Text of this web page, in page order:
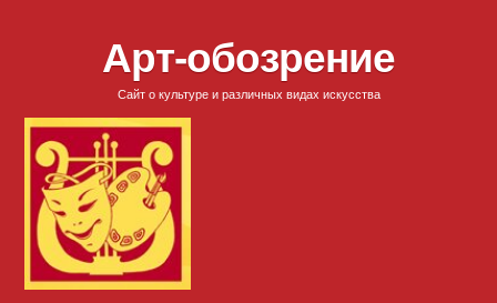
Арт-обозрение
Сайт о культуре и различных видах искусства